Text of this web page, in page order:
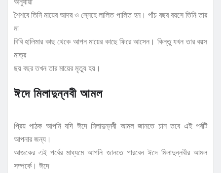
শৈশবে তিনি মায়ের আদর ও স্নেহে লালিত পালিত হন। পাঁচ বছর বয়সে তিনি তার
মা
বিবি হালিমার কাছ থেকে আপন মায়ের কাছে ফিরে আসেন। কিন্তু যখন তার বয়স
মাত্র
ছয় বছর তখন তার মায়ের মৃত্যু হয়।
ঈদে মিলাদুন্নবী আমল
প্রিয় পাঠক আপনি যদি ঈদে মিলাদুন্নবী আমল জানতে চান তবে এই পর্বটি
আপনার জন্য।
আজকের এই পর্বের মাধ্যমে আপনি জানতে পারবেন ঈদে মিলাদুন্নবীর আমল
সম্পর্কে। ঈদে